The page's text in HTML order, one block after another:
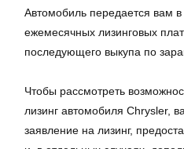
Автомобиль передается вам
ежемесячных лизинговых
последующего выкупа по
Чтобы рассмотреть
лизинг автомобиля Chrysler,
заявление на лизинг,